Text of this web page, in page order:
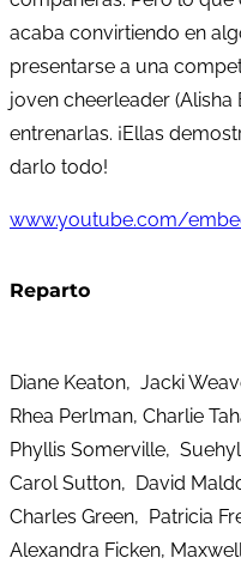
acaba convirtiendo en
presentarse a una
joven cheerleader
entrenarlas. ¡Ellas
darlo todo!
www.youtube.com/
Reparto
Diane Keaton, Jacki
Rhea Perlman, Charlie
Phyllis Somerville,
Carol Sutton, David
Charles Green, Patricia
Alexandra Ficken,